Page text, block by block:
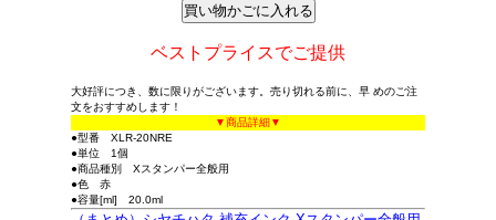
ベストプライスでご提供
大好評につき、数に限りがございます。売り切れる前に、早 めのご注
文をおすすめします！
▼商品詳細▼
●型番 XLR-20NRE
●単位 1個
●商品種別 Xスタンパー全般用
●色 赤
●容量[ml] 20.0ml